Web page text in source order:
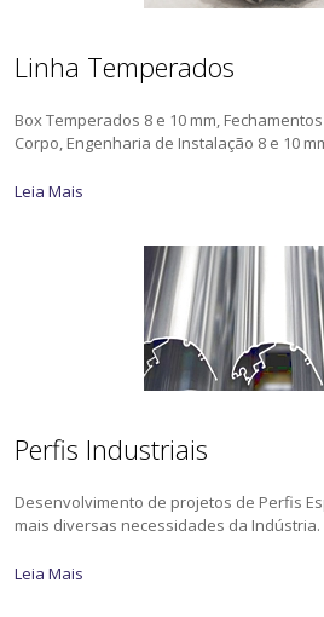
Linha Temperados
Box Temperados 8 e 10 mm,
Corpo, Engenharia de Instalação 8 e 10
Leia Mais
Perfis Industriais
Desenvolvimento de projetos de Perfis
mais diversas necessidades da Indústria.
Leia Mais